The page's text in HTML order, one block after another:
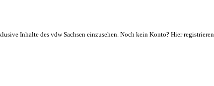
Inhalte des vdw Sachsen einzusehen. Noch kein Konto? Hier registrieren.